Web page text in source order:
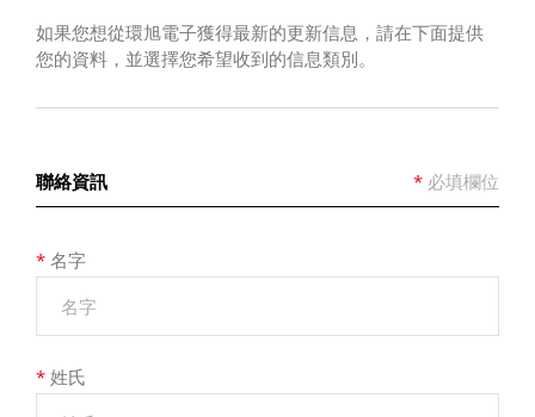
如果您想從環旭電子獲得最新的更新信息，請在下面提供
您的資料，並選擇您希望收到的信息類別。
* 必填欄位
聯絡資訊
* 名字
* 姓氏